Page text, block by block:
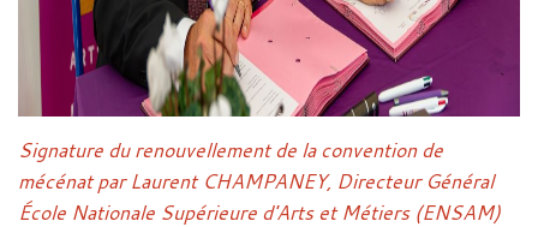
Signature du renouvellement de la convention de
mécénat par Laurent CHAMPANEY, Directeur Général
École Nationale Supérieure d'Arts et Métiers (ENSAM)